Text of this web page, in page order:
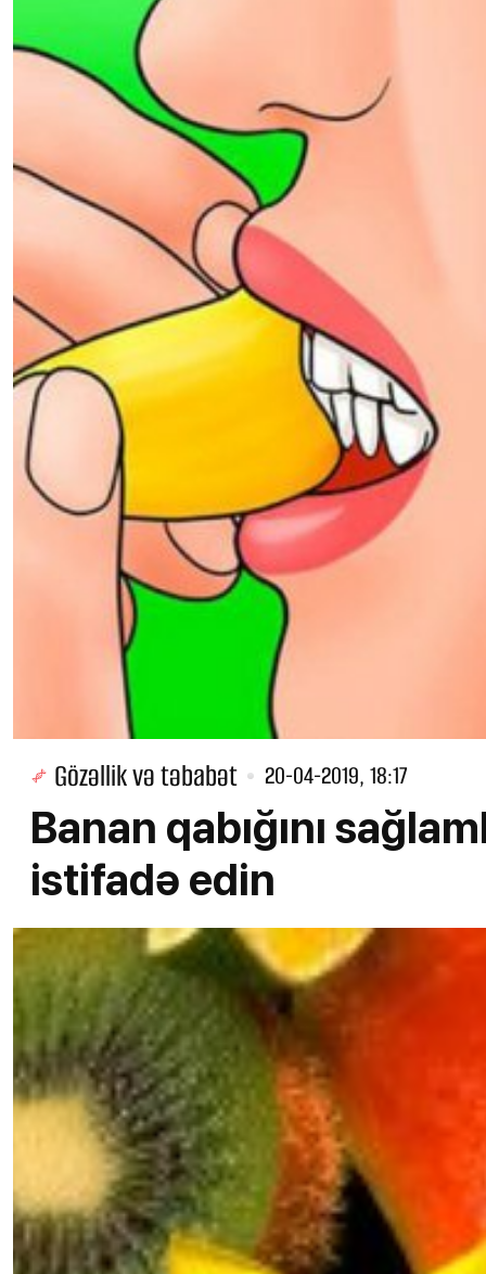
Gözəllik və təbabət 20-04-2019, 18:17
Banan qabığını
istifadə edin